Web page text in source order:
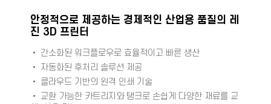
안정적으로 제공하는 경제적인 산업용 품질의 레
진 3D 프린터
• 간소화된 워크플로우로 효율적이고 빠른 생산
• 자동화된 후처리 솔루션 제공
• 클라우드 기반의 원격 인쇄 기술
• 교환 가능한 카트리지와 탱크로 손쉽게 다양한 재료를 교